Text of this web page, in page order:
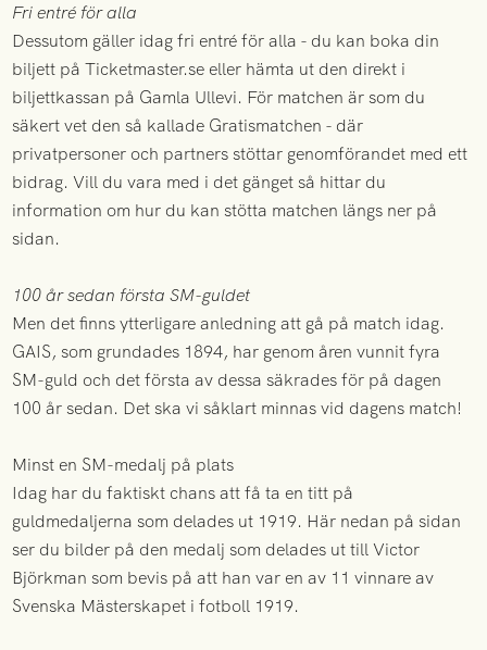
Fri entré för alla
Dessutom gäller idag fri entré för alla - du kan boka din
biljett på Ticketmaster.se eller hämta ut den direkt i
biljettkassan på Gamla Ullevi. För matchen är som du
säkert vet den så kallade Gratismatchen - där
privatpersoner och partners stöttar genomförandet med ett
bidrag. Vill du vara med i det gänget så hittar du
information om hur du kan stötta matchen längs ner på
sidan.
100 år sedan första SM-guldet
Men det finns ytterligare anledning att gå på match idag.
GAIS, som grundades 1894, har genom åren vunnit fyra
SM-guld och det första av dessa säkrades för på dagen
100 år sedan. Det ska vi såklart minnas vid dagens match!
Minst en SM-medalj på plats
Idag har du faktiskt chans att få ta en titt på
guldmedaljerna som delades ut 1919. Här nedan på sidan
ser du bilder på den medalj som delades ut till Victor
Björkman som bevis på att han var en av 11 vinnare av
Svenska Mästerskapet i fotboll 1919.